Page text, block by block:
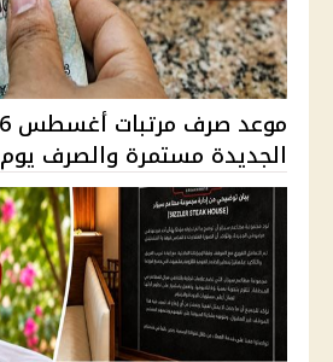
الجديدة مستمرة والصرف يوم 23 والح...